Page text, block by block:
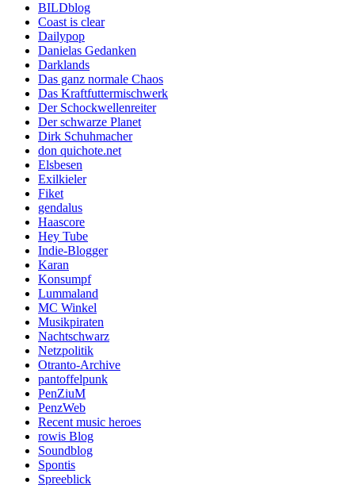
BILDblog
Coast is clear
Dailypop
Danielas Gedanken
Darklands
Das ganz normale Chaos
Das Kraftfuttermischwerk
Der Schockwellenreiter
Der schwarze Planet
Dirk Schuhmacher
don quichote.net
Elsbesen
Exilkieler
Fiket
gendalus
Haascore
Hey Tube
Indie-Blogger
Karan
Konsumpf
Lummaland
MC Winkel
Musikpiraten
Nachtschwarz
Netzpolitik
Otranto-Archive
pantoffelpunk
PenZiuM
PenzWeb
Recent music heroes
rowis Blog
Soundblog
Spontis
Spreeblick